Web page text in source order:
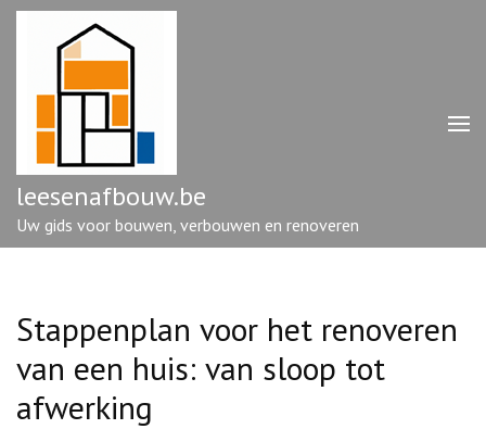
Ga
enter)
leesenafbouw.be
Uw gids voor bouwen, verbouwen en renoveren
Stappenplan voor het renoveren
van een huis: van sloop tot
afwerking